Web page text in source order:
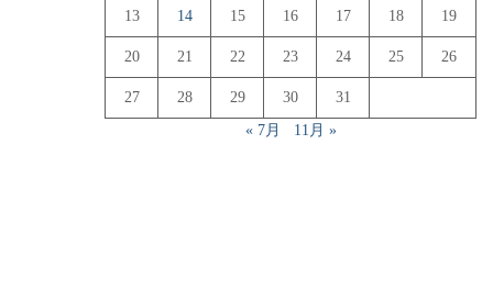
13 14 15 16 17 18 19
20 21 22 23 24 25 26
27 28 29 30
31
« 7月
11月 »